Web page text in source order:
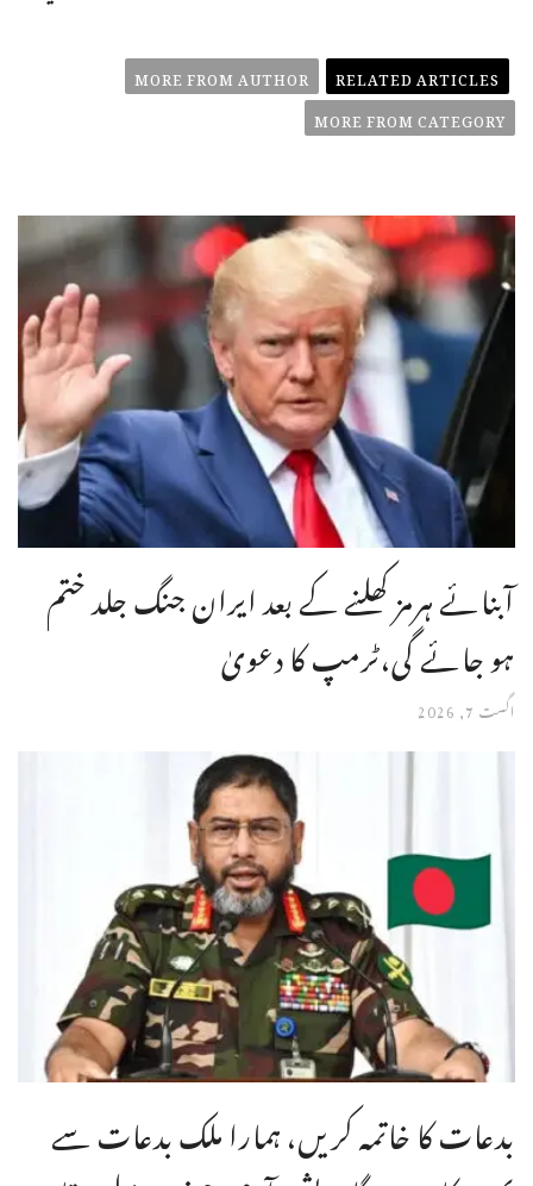
RELATED ARTICLES
MORE FROM AUTHOR
MORE FROM CATEGORY
آبنائے ہرمز کھلنے کے بعد ایران جنگ جلد ختم
ہو جائے گی،ٹرمپ کا دعویٰ
اگست 7, 2026
بدعات کا خاتمہ کریں، ہمارا ملک بدعات سے